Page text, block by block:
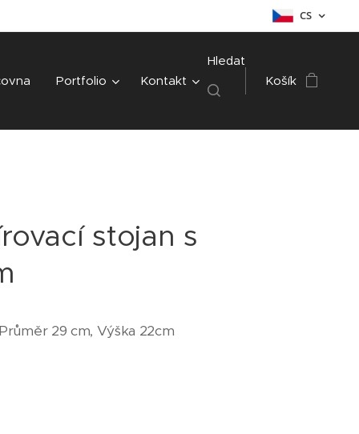
CS
Portfolio Kontakt
Hledat
Košík
stojan s
29 cm, Výška 22cm